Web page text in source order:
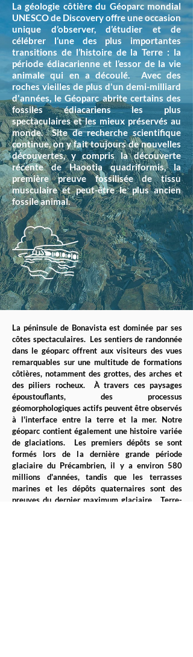
La géologie côtière du Géoparc mondial
UNESCO de Discovery offre une occasion
unique d’observer, d’étudier et de
célébrer l’une des plus importantes
transitions de l’histoire de la Terre : la
période édiacarienne et l’essor de la vie
animale qui en a découlé. Avec des
roches vieilles de plus d'un demi-milliard
d'années, le Géoparc abrite certains des
fossiles édiacariens les plus
spectaculaires et les mieux préservés au
monde. Site de recherche scientifique
continue, on y fait toujours de nouvelles
découvertes, y compris la découverte
récente de Haootia quadriformis, la
première preuve fossilisée de tissu
musculaire et peut-être le plus ancien
fossile animal.
La péninsule de Bonavista est dominée par ses
côtes spectaculaires. Les sentiers de randonnée
dans le géoparc offrent aux visiteurs des vues
remarquables sur une multitude de formations
côtières, notamment des grottes, des arches et
des piliers rocheux. À travers ces paysages
époustouflants, des processus
géomorphologiques actifs peuvent être observés
à l'interface entre la terre et la mer. Notre
géoparc contient également une histoire variée
de glaciations. Les premiers dépôts se sont
formés lors de la dernière grande période
glaciaire du Précambrien, il y a environ 580
millions d'années, tandis que les terrasses
marines et les dépôts quaternaires sont des
preuves du dernier maximum glaciaire. Terre-